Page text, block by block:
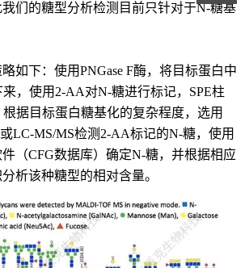
们的糖型分析检测目前只针对于N-糖基
如下：使用PNGase F酶，将目标蛋白中
，使用2-AA对N-糖进行标记，SPE柱
据目标蛋白糖基化的复杂程度，选用
LC-MS/MS检测2-AA标记的N-糖，使用
件（CFG数据库）确定N-糖，并根据相应
析该种糖型的相对含量。